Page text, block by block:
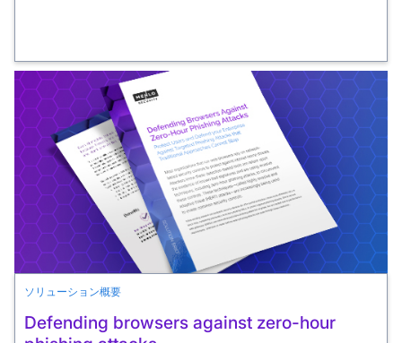
ソリューション概要
Defending browsers against zero-hour